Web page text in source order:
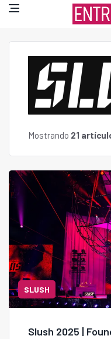
Mostrando 21
SLUSH
Slush 2025 |